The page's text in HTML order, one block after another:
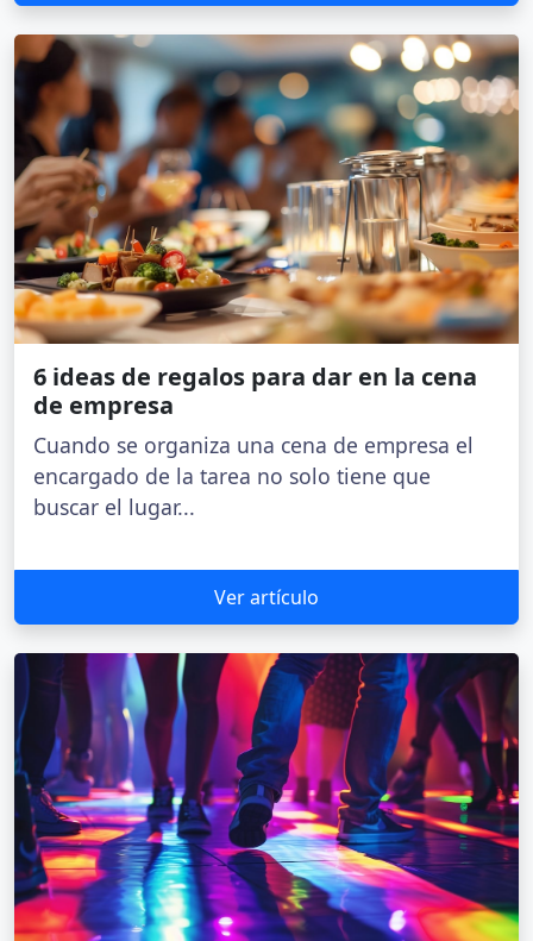
6 ideas de regalos para dar en la cena
de empresa
Cuando se organiza una cena de empresa el
encargado de la tarea no solo tiene que
buscar el lugar...
Ver artículo